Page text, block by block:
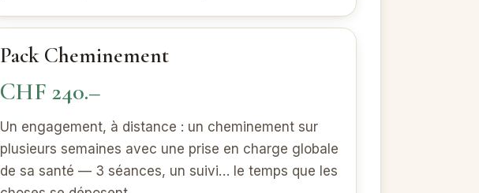
Pack Cheminement
CHF 240.–
Un engagement, à distance : un cheminement sur
plusieurs semaines avec une prise en charge globale
de sa santé — 3 séances, un suivi… le temps que les